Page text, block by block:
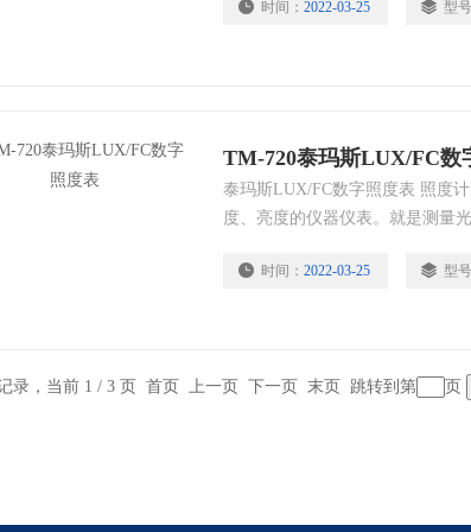
电池或硅光电池和微安表组成。
时间： 2022-03-25 型号
TM-720泰玛斯LUX/FC数
泰玛斯LUX/FC数字照度表 照度
度、亮度的仪器仪表。就是测量
或硅光电池和微安表组成。
时间： 2022-03-25 型号
录，当前 1 / 3 页 首页 上一页 下一页 末页 跳转到第 页